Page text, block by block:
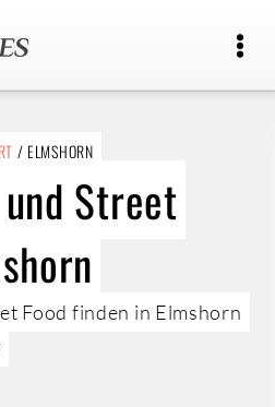
/ ELMSHORN
Street
Food finden in Elmshorn